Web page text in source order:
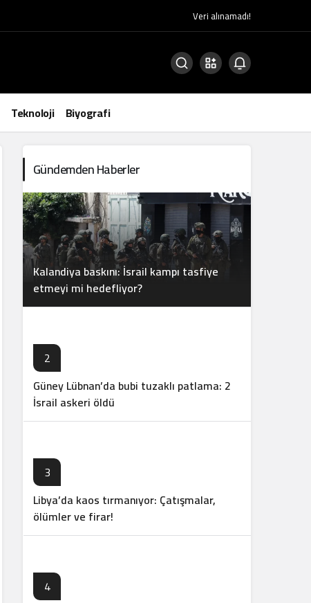
Veri alınamadı!
Teknoloji Biyografi
Gündemden Haberler
Kalandiya baskını: İsrail kampı tasfiye
etmeyi mi hedefliyor?
2
Güney Lübnan’da bubi tuzaklı patlama: 2
İsrail askeri öldü
3
Libya’da kaos tırmanıyor: Çatışmalar,
ölümler ve firar!
4